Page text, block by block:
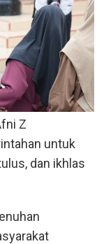
Z
untuk
dan ikhlas